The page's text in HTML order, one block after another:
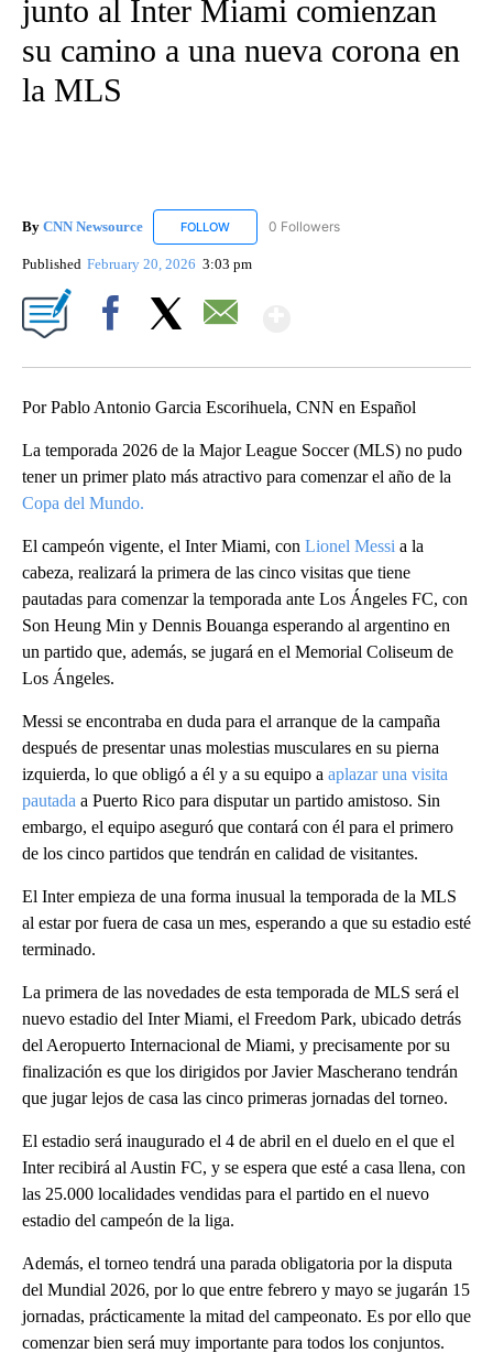
junto al Inter Miami comienzan
su camino a una nueva corona en
la MLS
By CNN Newsource FOLLOW FOLLOW "CNN NEWSOURCE" TO RECEIVE
0 Followers
Published February 20, 2026 3:03 pm
Por Pablo Antonio Garcia Escorihuela, CNN en Español
La temporada 2026 de la Major League Soccer (MLS) no pudo
tener un primer plato más atractivo para comenzar el año de la
Copa del Mundo.
El campeón vigente, el Inter Miami, con Lionel Messi a la
cabeza, realizará la primera de las cinco visitas que tiene
pautadas para comenzar la temporada ante Los Ángeles FC, con
Son Heung Min y Dennis Bouanga esperando al argentino en
un partido que, además, se jugará en el Memorial Coliseum de
Los Ángeles.
Messi se encontraba en duda para el arranque de la campaña
después de presentar unas molestias musculares en su pierna
izquierda, lo que obligó a él y a su equipo a aplazar una visita
pautada a Puerto Rico para disputar un partido amistoso. Sin
embargo, el equipo aseguró que contará con él para el primero
de los cinco partidos que tendrán en calidad de visitantes.
El Inter empieza de una forma inusual la temporada de la MLS
al estar por fuera de casa un mes, esperando a que su estadio esté
terminado.
La primera de las novedades de esta temporada de MLS será el
nuevo estadio del Inter Miami, el Freedom Park, ubicado detrás
del Aeropuerto Internacional de Miami, y precisamente por su
finalización es que los dirigidos por Javier Mascherano tendrán
que jugar lejos de casa las cinco primeras jornadas del torneo.
El estadio será inaugurado el 4 de abril en el duelo en el que el
Inter recibirá al Austin FC, y se espera que esté a casa llena, con
las 25.000 localidades vendidas para el partido en el nuevo
estadio del campeón de la liga.
Además, el torneo tendrá una parada obligatoria por la disputa
del Mundial 2026, por lo que entre febrero y mayo se jugarán 15
jornadas, prácticamente la mitad del campeonato. Es por ello que
comenzar bien será muy importante para todos los conjuntos.